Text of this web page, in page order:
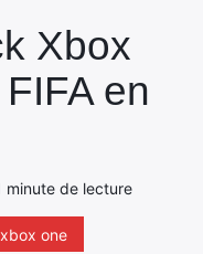
Xbox
en
minute de lecture
one